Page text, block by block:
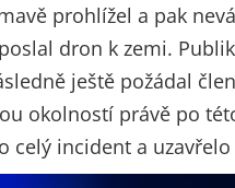
prohlížel a pak
dron k zemi.
ještě požádal
okolností právě po
celý incident a